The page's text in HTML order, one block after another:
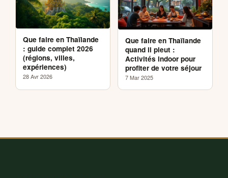
Que faire en Thaïlande
: guide complet 2026
(régions, villes,
expériences)
28 Avr 2026
Que faire en Thaïlande
quand il pleut :
Activités indoor pour
profiter de votre séjour
7 Mar 2025